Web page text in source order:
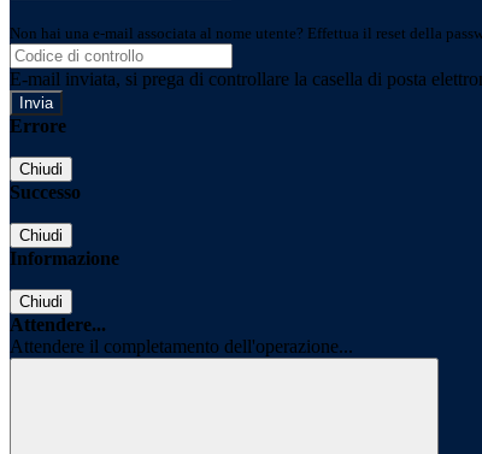
Non hai una e-mail associata al nome utente? Effettua il reset della
E-mail inviata, si prega di controllare la casella di posta
Errore
Chiudi
Successo
Chiudi
Informazione
Chiudi
Attendere...
Attendere il completamento dell'operazione...